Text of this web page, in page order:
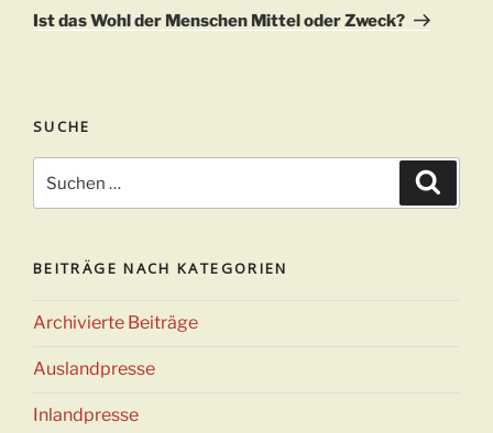
Beitrag
Ist das Wohl der Menschen Mittel oder Zweck?
SUCHE
nach:
BEITRÄGE NACH KATEGORIEN
Archivierte Beiträge
Auslandpresse
Inlandpresse